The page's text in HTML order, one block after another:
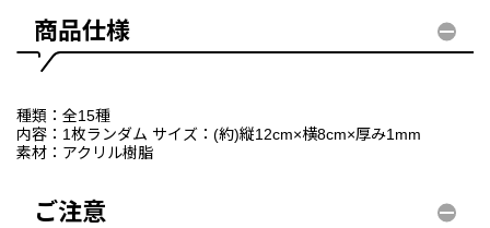
商品仕様
種類：全15種
内容：1枚ランダム サイズ：(約)縦12cm×横8cm×厚み1mm
素材：アクリル樹脂
ご注意